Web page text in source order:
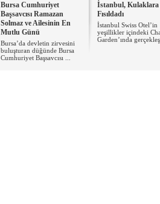
Bursa Cumhuriyet
Başsavcısı Ramazan
Solmaz ve Ailesinin En
Mutlu Günü
Bursa’da devletin zirvesini
buluşturan düğünde Bursa
Cumhuriyet Başsavcısı ...
İstanbul, Kulaklara
Fısıldadı
İstanbul Swiss Otel’in
yeşillikler içindeki
Garden’ında